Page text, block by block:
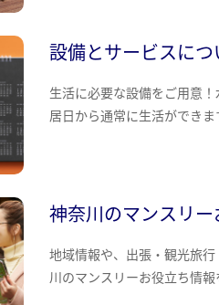
設備とサービスにつ
生活に必要な設備をご用意
居日から通常に生活ができま
神奈川のマンスリ
地域情報や、出張・観光旅
川のマンスリーお役立ち情報